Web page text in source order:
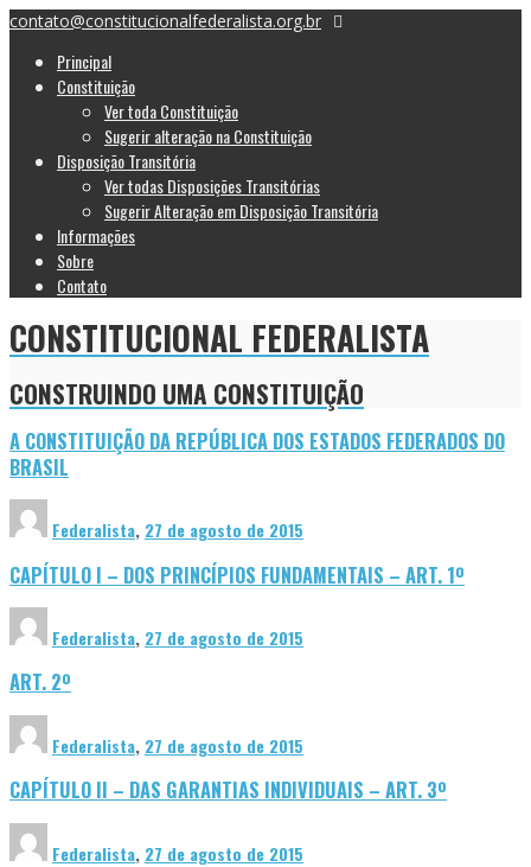
contato@constitucionalfederalista.org.br
Principal
Constituição
Ver toda Constituição
Sugerir alteração na Constituição
Disposição Transitória
Ver todas Disposições Transitórias
Sugerir Alteração em Disposição Transitória
Informações
Sobre
Contato
CONSTITUCIONAL FEDERALISTA
CONSTRUINDO UMA CONSTITUIÇÃO
A CONSTITUIÇÃO DA REPÚBLICA DOS ESTADOS FEDERADOS DO
BRASIL
Federalista, 27 de agosto de 2015
CAPÍTULO I – DOS PRINCÍPIOS FUNDAMENTAIS – ART. 1º
Federalista, 27 de agosto de 2015
ART. 2º
Federalista, 27 de agosto de 2015
CAPÍTULO II – DAS GARANTIAS INDIVIDUAIS – ART. 3º
Federalista, 27 de agosto de 2015